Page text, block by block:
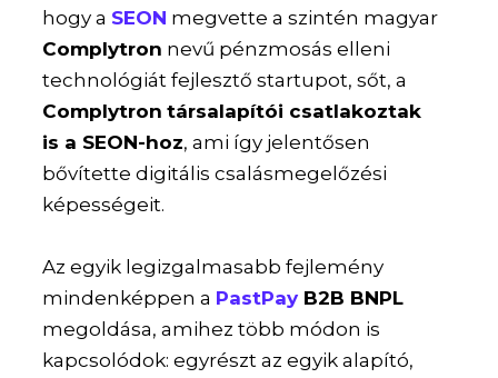
hogy a SEON megvette a szintén magyar
Complytron nevű pénzmosás elleni
technológiát fejlesztő startupot, sőt, a
Complytron társalapítói csatlakoztak
is a SEON-hoz, ami így jelentősen
bővítette digitális csalásmegelőzési
képességeit.
Az egyik legizgalmasabb fejlemény
mindenképpen a PastPay B2B BNPL
megoldása, amihez több módon is
kapcsolódok: egyrészt az egyik alapító,